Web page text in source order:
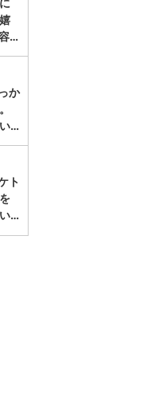
…
か
…
ト
…